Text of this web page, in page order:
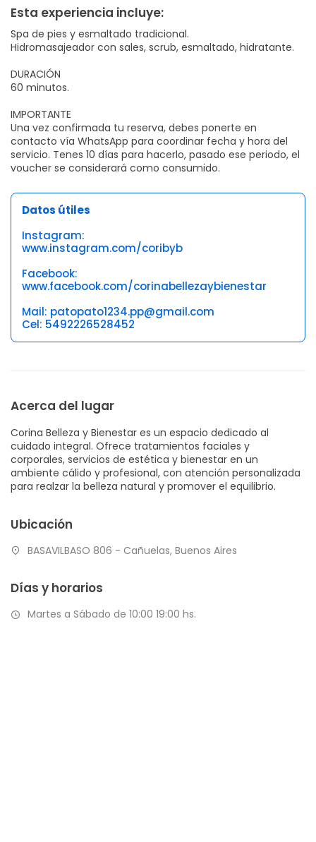
Esta experiencia incluye:
Spa de pies y esmaltado tradicional.
Hidromasajeador con sales, scrub, esmaltado, hidratante.
DURACIÓN
60 minutos.
IMPORTANTE
Una vez confirmada tu reserva, debes ponerte en
contacto vía WhatsApp para coordinar fecha y hora del
servicio. Tenes 10 días para hacerlo, pasado ese periodo, el
voucher se considerará como consumido.
Datos útiles
Instagram:
www.instagram.com/coribyb
Facebook:
www.facebook.com/corinabellezaybienestar
Mail: patopato1234.pp@gmail.com
Cel: 5492226528452
Acerca del lugar
Corina Belleza y Bienestar es un espacio dedicado al
cuidado integral. Ofrece tratamientos faciales y
corporales, servicios de estética y bienestar en un
ambiente cálido y profesional, con atención personalizada
para realzar la belleza natural y promover el equilibrio.
Ubicación
BASAVILBASO 806 - Cañuelas, Buenos Aires
Días y horarios
Martes a Sábado de 10:00 19:00 hs.